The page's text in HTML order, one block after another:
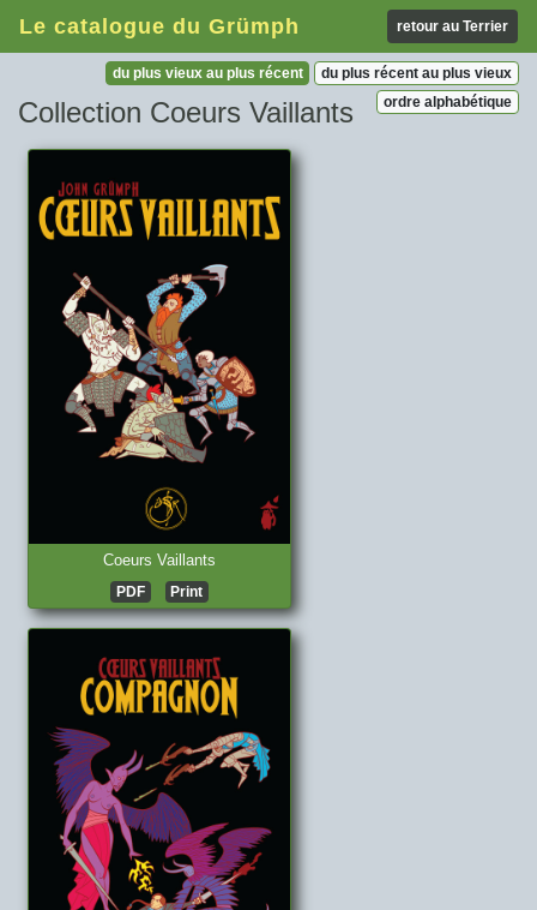
Le catalogue du Grümph retour au Terrier
du plus vieux au plus récent
du plus récent au plus vieux
ordre alphabétique
Collection Coeurs Vaillants
Coeurs Vaillants
PDF Print